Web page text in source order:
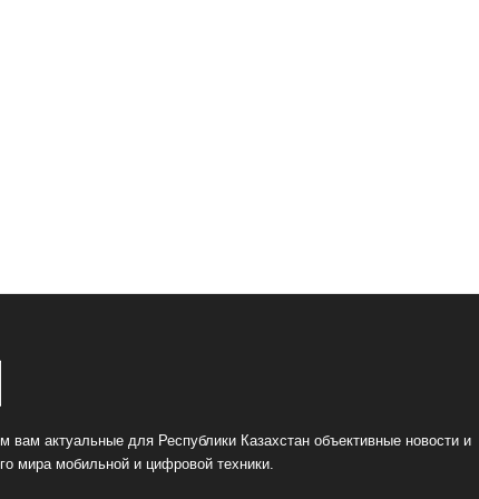
вам актуальные для Республики Казахстан объективные новости и
мира мобильной и цифровой техники.